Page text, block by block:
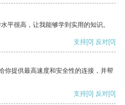
平很高，让我能够学到实用的知识。
支持[0] 反对[0]
你提供最高速度和安全性的连接，并帮
支持[0] 反对[0]